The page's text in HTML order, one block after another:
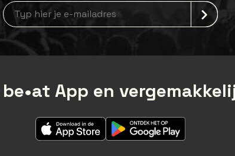
Nieuwsbrief aanmelding
App en